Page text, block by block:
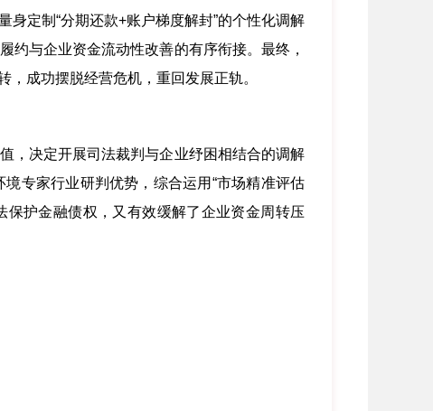
定制“分期还款+账户梯度解封”的个性化调解
约与企业资金流动性改善的有序衔接。最终，
成功摆脱经营危机，重回发展正轨。
决定开展司法裁判与企业纾困相结合的调解
专家行业研判优势，综合运用“市场精准评估
保护金融债权，又有效缓解了企业资金周转压